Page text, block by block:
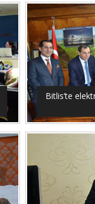
Bitlis’te